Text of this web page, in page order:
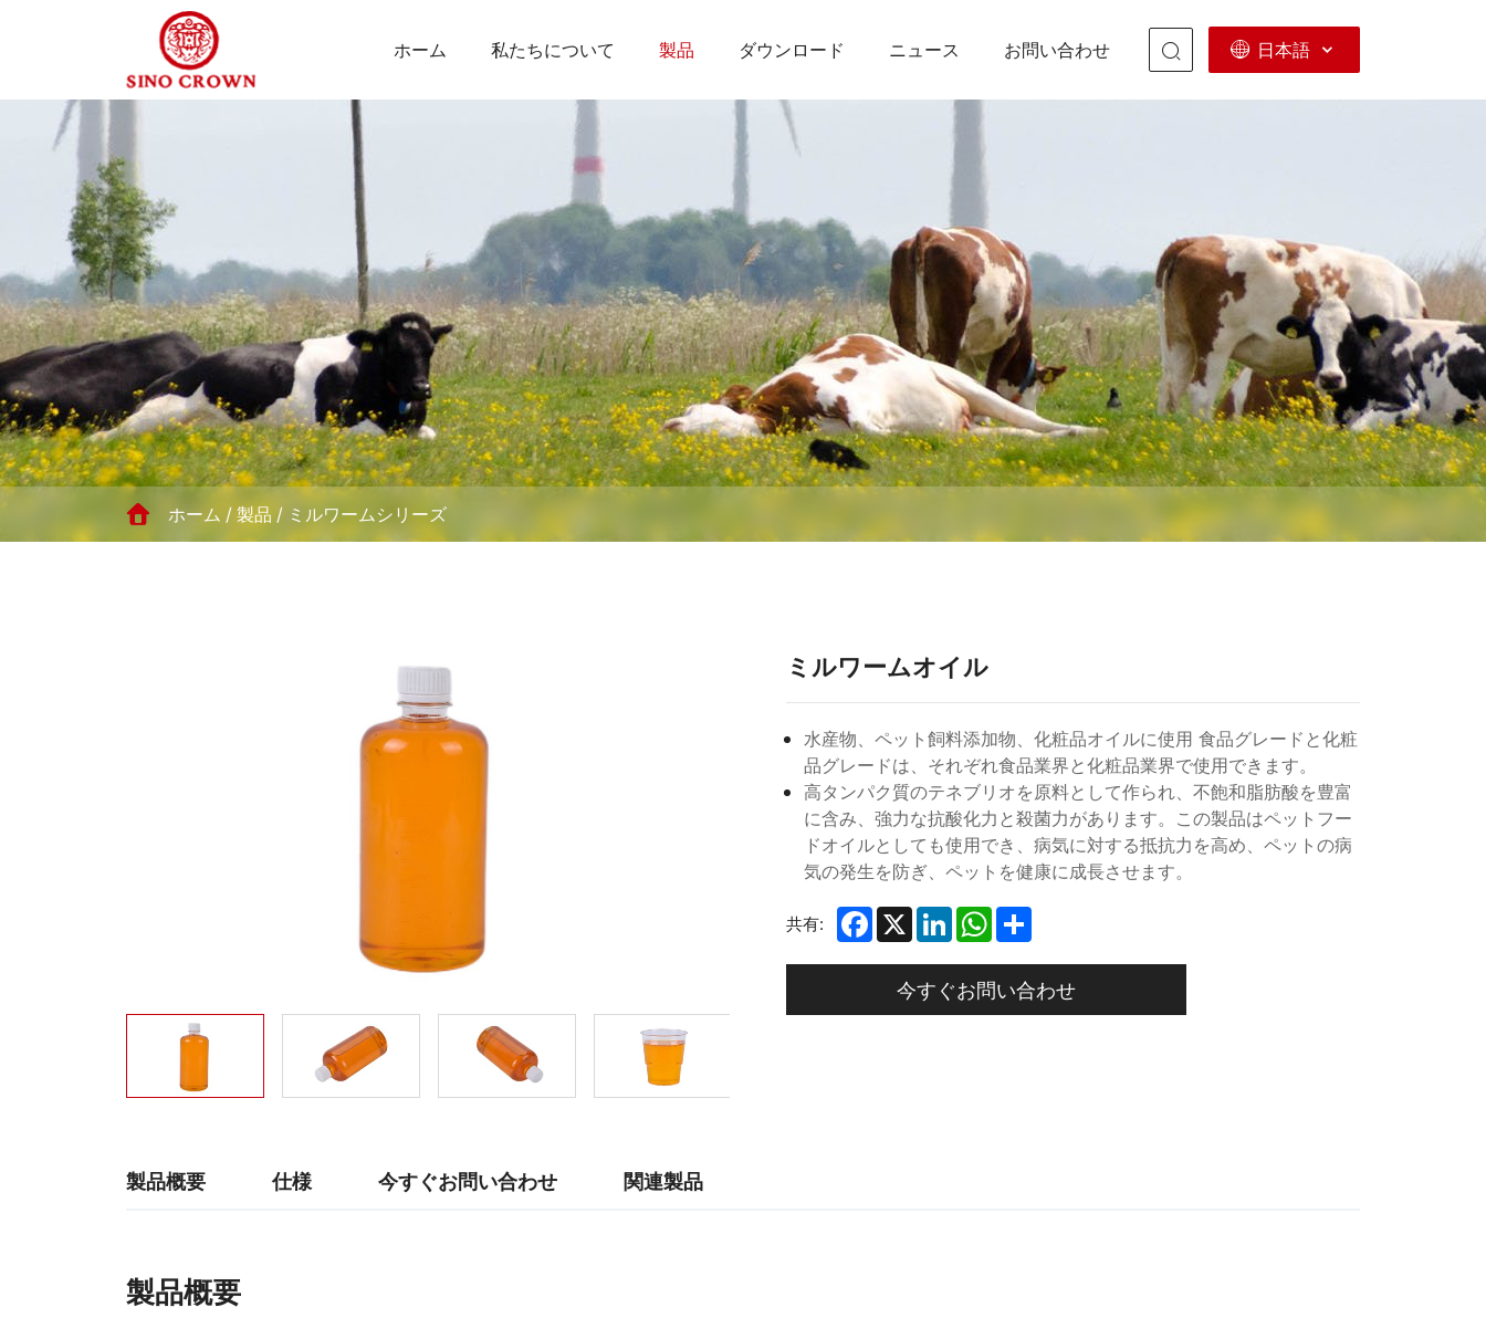
ホーム 私たちについて 製品 ダウンロード ニュース お問い合わせ 日本語
ワ
ー
ム
オ
イ
ル
ホーム 製品 ミルワームシリーズ
ミルワームオイル
水産物、ペット飼料添加物、化粧品オイルに使用 食品グレードと化粧
品グレードは、それぞれ食品業界と化粧品業界で使用できます。
高タンパク質のテネブリオを原料として作られ、不飽和脂肪酸を豊富
に含み、強力な抗酸化力と殺菌力があります。この製品はペットフー
ドオイルとしても使用でき、病気に対する抵抗力を高め、ペットの病
気の発生を防ぎ、ペットを健康に成長させます。
共有: Facebook
X LinkedInWhatsApp
今すぐお問い合わせ
製品概要 仕様 今すぐお問い合わせ 関連製品
製品概要